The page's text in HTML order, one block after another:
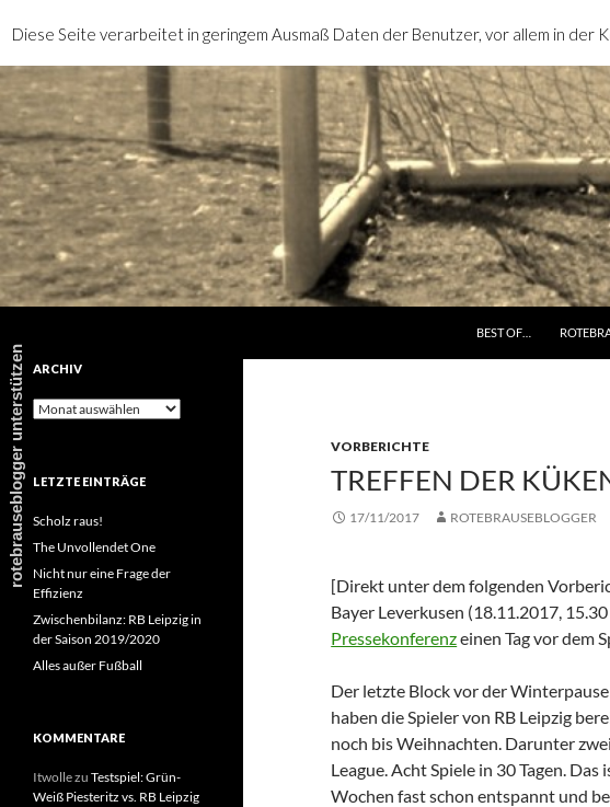
BEST OF…
VORBERICHTE
TREFFEN DER
17/11/2017 ROTEBRAUSEBLOGGER
[Direkt unter dem folgenden
Bayer Leverkusen (18.11.2017,
Pressekonferenzeinen Tag vor dem
Der letzte Block vor der
haben die Spieler von RB Leipzig
noch bis Weihnachten. Darunter
League. Acht Spiele in 30 Tagen.
Wochen fast schon entspannt und
ARCHIV
Archiv
LETZTE EINTRÄGE
Scholz raus!
The Unvollendet One
Nicht nur eine Frage der
Effizienz
Zwischenbilanz: RB Leipzig in
der Saison 2019/2020
Alles außer Fußball
KOMMENTARE
Itwollezu Testspiel: Grün-
Weiß Piesteritz vs. RB Leipzig
Diese Seite verarbeitet in geringem Ausmaß Daten der Benutzer, vor allem in der
rotebrauseblogger unterstützen